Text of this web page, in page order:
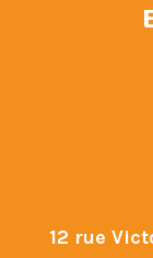
12 rue